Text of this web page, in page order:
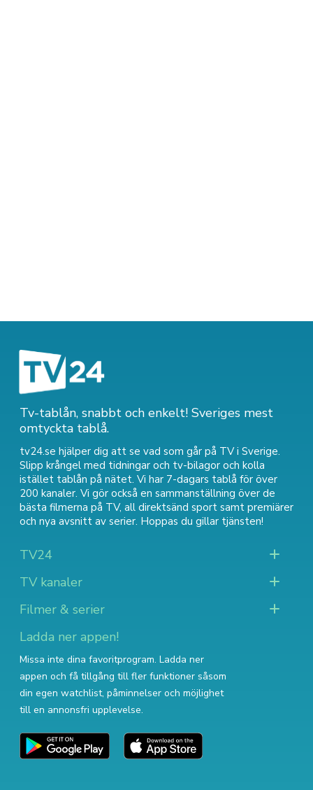
Tv-tablån, snabbt och enkelt! Sveriges mest
omtyckta tablå.
tv24.se hjälper dig att se vad som går på TV i Sverige.
Slipp krångel med tidningar och tv-bilagor och kolla
istället tablån på nätet. Vi har 7-dagars tablå för över
200 kanaler. Vi gör också en sammanställning över de
bästa filmerna på TV, all direktsänd sport samt premiärer
och nya avsnitt av serier. Hoppas du gillar tjänsten!
TV24
TV kanaler
Filmer & serier
Ladda ner appen!
Missa inte dina favoritprogram. Ladda ner
appen och få tillgång till fler funktioner såsom
din egen watchlist, påminnelser och möjlighet
till en annonsfri upplevelse.